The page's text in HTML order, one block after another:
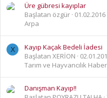
Üre gübresi kayıplar
Başlatan özgür 01.02.2016
Arpa
X
Kayıp Kaçak Bedeli İadesi
Başlatan XERİON
Tarım ve Hayvancılık
Danışman Kayıp!!